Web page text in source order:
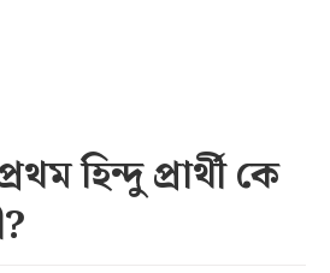
হিন্দু প্রার্থী কে